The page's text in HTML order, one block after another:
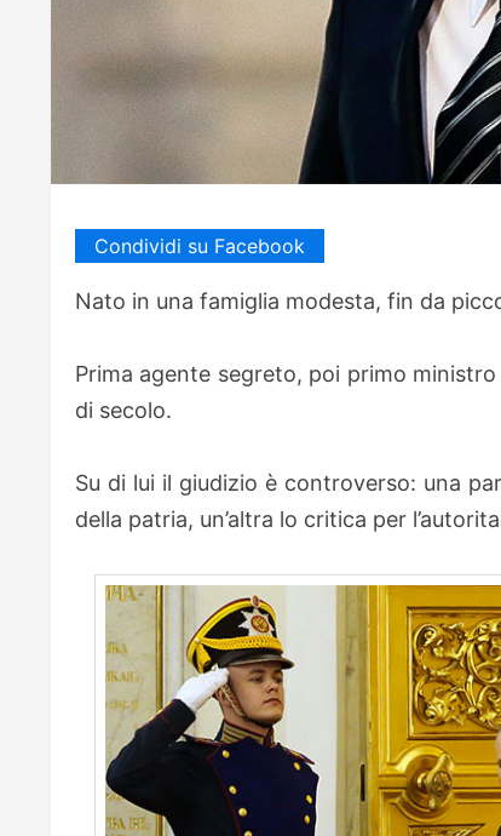
Condividi su Facebook
Nato in una famiglia modesta, fin da
Prima agente segreto, poi primo
di secolo.
Su di lui il giudizio è controverso: una
della patria, un’altra lo critica per